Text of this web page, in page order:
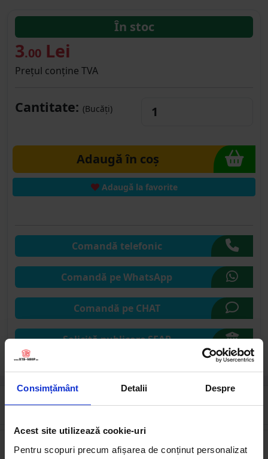
Consimțământ Detalii Despre
Acest site utilizează cookie-uri
Pentru scopuri precum afișarea de conținut personalizat
În stoc
3.00 Lei
Prețul conține TVA
Cantitate: (Bucăți)
Adaugă în coș
Adaugă la favorite
Comandă telefonic
Comandă pe WhatsApp
Comandă pe CHAT
Solicită publicare SEAP
Cumpărate frecvent împreună